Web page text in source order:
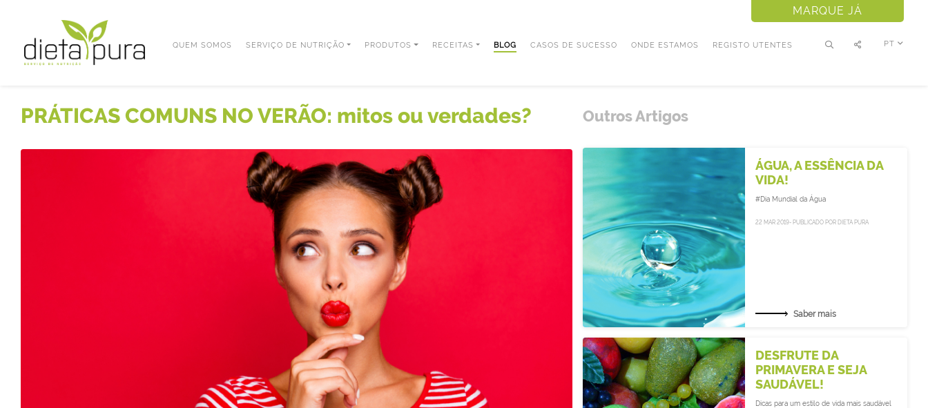
QUEM SOMOS SERVIÇO DE NUTRIÇÃO PRODUTOS RECEITAS BLOG CASOS DE SUCESSO ONDE ESTAMOS REGISTO UTENTES PT
MARQUE JÁ
PRÁTICAS COMUNS NO VERÃO: mitos ou verdades? Outros Artigos
ÁGUA, A ESSÊNCIA DA
VIDA!
#Dia Mundial da Água
22 MAR 2019- PUBLICADO POR DIETA PURA
Saber mais
DESFRUTE DA
PRIMAVERA E SEJA
SAUDÁVEL!
Dicas para um estilo de vida mais saudável